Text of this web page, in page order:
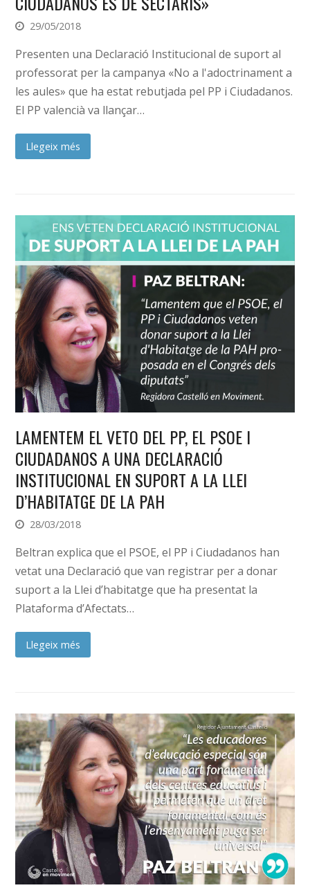
29/05/2018
Presenten una Declaració Institucional de suport al
professorat per la campanya «No a l'adoctrinament a
les aules» que ha estat rebutjada pel PP i Ciudadanos.
El PP valencià va llançar…
Llegeix més
LAMENTEM EL VETO DEL PP, EL PSOE I
CIUDADANOS A UNA DECLARACIÓ
INSTITUCIONAL EN SUPORT A LA LLEI
D’HABITATGE DE LA PAH
28/03/2018
Beltran explica que el PSOE, el PP i Ciudadanos han
vetat una Declaració que van registrar per a donar
suport a la Llei d’habitatge que ha presentat la
Plataforma d’Afectats…
Llegeix més